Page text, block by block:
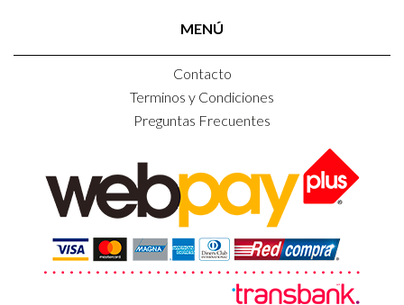
MENÚ
Contacto
Terminos y Condiciones
Preguntas Frecuentes